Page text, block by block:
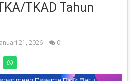
TKAD Tahun
21, 2026 0